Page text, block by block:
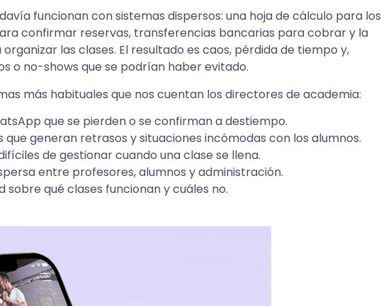
funcionan con sistemas dispersos: una hoja de cálculo para los
confirmar reservas, transferencias bancarias para cobrar y la
las clases. El resultado es caos, pérdida de tiempo y,
o no-shows que se podrían haber evitado.
más habituales que nos cuentan los directores de academia:
que se pierden o se confirman a destiempo.
que generan retrasos y situaciones incómodas con los alumnos.
de gestionar cuando una clase se llena.
entre profesores, alumnos y administración.
sobre qué clases funcionan y cuáles no.